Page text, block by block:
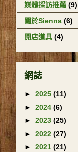
媒體採訪推薦 (9)
關於Sienna (6)
開店道具 (4)
網誌
► 2025 (11)
► 2024 (6)
► 2023 (25)
► 2022 (27)
► 2021 (21)